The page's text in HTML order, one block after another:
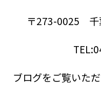
〒273-0025 千
ブログをご覧いた